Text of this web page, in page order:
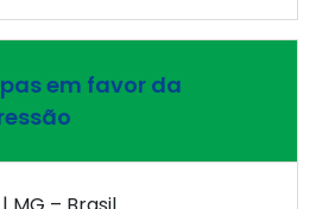
em favor da